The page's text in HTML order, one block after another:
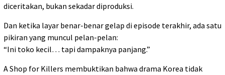
diceritakan, bukan sekadar diproduksi.
Dan ketika layar benar-benar gelap di episode terakhir, ada satu
pikiran yang muncul pelan-pelan:
“Ini toko kecil… tapi dampaknya panjang.”
A Shop for Killers membuktikan bahwa drama Korea tidak